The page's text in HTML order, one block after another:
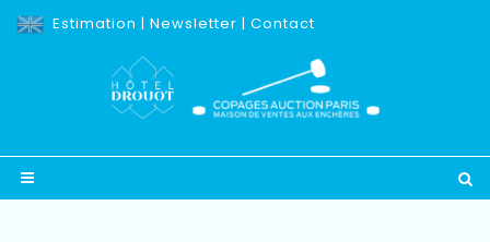
Estimation | Newsletter | Contact